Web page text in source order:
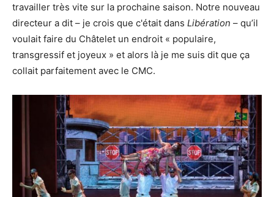
travailler très vite sur la prochaine saison. Notre nouveau
directeur a dit – je crois que c'était dans Libération – qu’il
voulait faire du Châtelet un endroit « populaire,
transgressif et joyeux » et alors là je me suis dit que ça
collait parfaitement avec le CMC.